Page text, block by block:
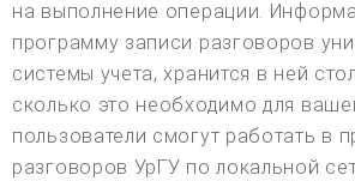
на выполнение операции.
программу записи разговоров
системы учета, хранится в ней
сколько это необходимо для
пользователи смогут работать в
разговоров УрГУ по локальной